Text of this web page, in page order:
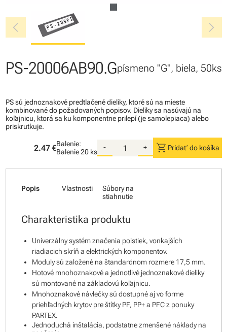
chevron_left chevron_right
PS-20006AB90.Gpísmeno "G", biela, 50ks
PS sú jednoznakové predtlačené dieliky, ktoré sú na mieste
kombinované do požadovaných popisov. Dieliky sa nasúvajú na
koľajnicu, ktorá sa ku komponentne prilepí (je samolepiaca) alebo
priskrutkuje.
2.47 €Balenie:
Balenie20 ks
- + shopping_cart Pridať do košíka
Popis Vlastnosti
Súbory na
stiahnutie
Charakteristika produktu
Univerzálny systém značenia poistiek, vonkajších
riadiacich skríň a elektrických komponentov.
Moduly sú založené na štandardnom rozmere 17,5 mm.
Hotové mnohoznakové a jednotlivé jednoznakové dieliky
sú montované na základovú koľajnicu.
Mnohoznakové návlečky sú dostupné aj vo forme
priehľadných krytov pre štítky PF, PP+ a PFC z ponuky
PARTEX.
Jednoduchá inštalácia, podstatne zmenšené náklady na